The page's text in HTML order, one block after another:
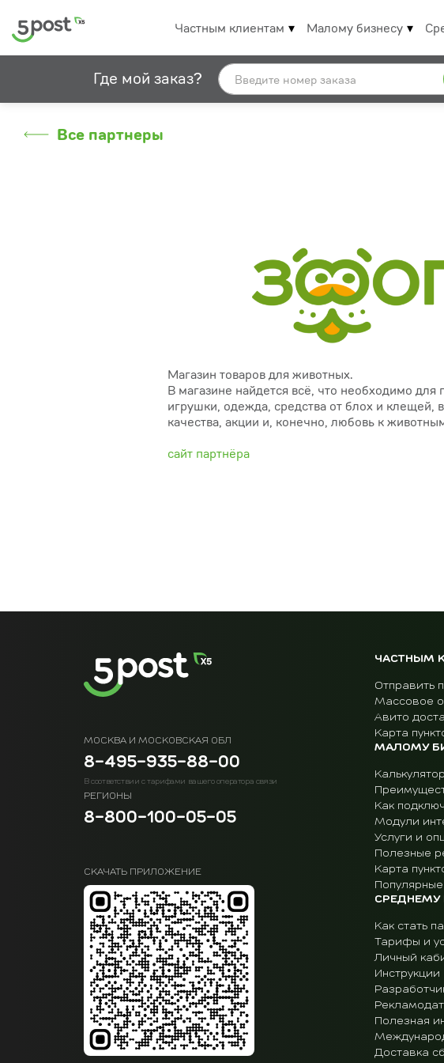
Частным клиентам Малому бизнесу
Где мой заказ?
Все партнеры
Магазин товаров для животных.
В магазине найдется всё, что необходимо
игрушки, одежда, средства от блох и клещей,
качества, акции и, конечно, любовь к
сайт партнёра
МОСКВА И МОСКОВСКАЯ ОБЛ
8-495-935-88-00
В соответствии с тарифами вашего оператора связи
РЕГИОНЫ
8-800-100-05-05
СКАЧАТЬ ПРИЛОЖЕНИЕ
ЧАСТНЫМ
Отправить
Массовое
Авито
Карта
МАЛОМУ
Калькулятор
Как
Модули
Услуги и
Полезные
Карта
СРЕДНЕМУ
Как стать
Тарифы и
Личный
Инструкции
Полезная
Доставка